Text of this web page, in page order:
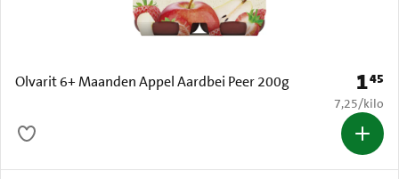
Olvarit 6+ Maanden Appel Aardbei Peer 200g Prijs:
145
€ 7,25 per
7,25/kilo